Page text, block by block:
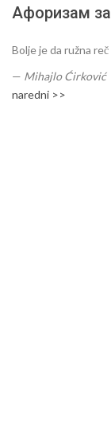
Афоризам
Bolje je da ružna
— Mihajlo Ćirković
naredni >>